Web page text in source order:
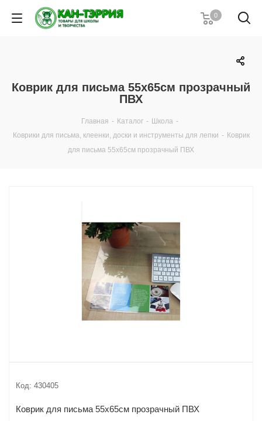
0
Коврик для письма 55х65см прозрачный
ПВХ
Главная - Каталог - Школа -
Коврики для письма, клеенки, доски и инструменты для лепки - Коврик
для письма 55х65см прозрачный ПВХ
Код: 430405
Коврик для письма 55х65см прозрачный ПВХ